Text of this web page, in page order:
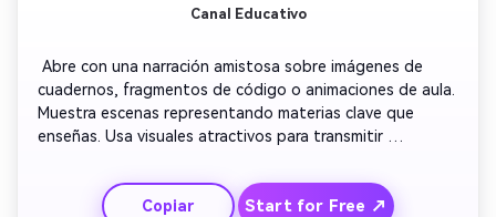
Canal Educativo
Abre con una narración amistosa sobre imágenes de
cuadernos, fragmentos de código o animaciones de aula.
Muestra escenas representando materias clave que
enseñas. Usa visuales atractivos para transmitir
'Aprende algo nuevo cada semana'. Integra música suave
de fondo para inspirar. Termina con tu logo
Copiar Start for Free ↗